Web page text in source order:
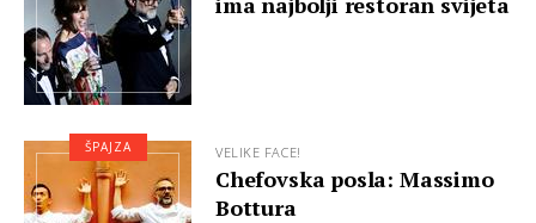
VELIKE FACE!
Chefovska posla: Massimo
Bottura
ŠPAJZA